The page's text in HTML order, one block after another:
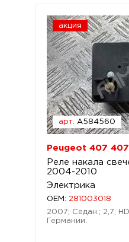
акция
арт. A584560
Peugeot 407
Реле накала
2004-2010
Электрика
OEM: 281003018
2007; Седан.; 2,7;
Германии.